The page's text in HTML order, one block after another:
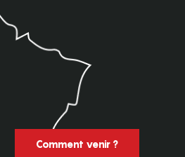
Comment venir ?